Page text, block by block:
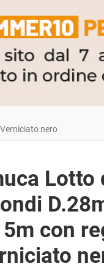
nero
con